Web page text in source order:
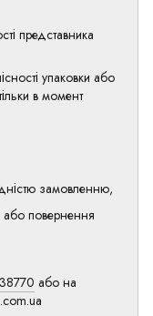
представника
упаковки або
в момент
замовленню,
або повернення
або на